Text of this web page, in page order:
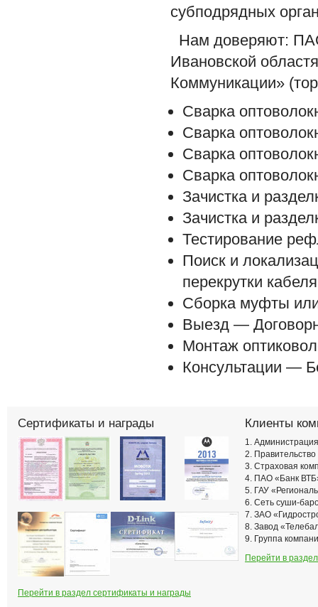
субподрядных
Нам доверяют:
Ивановской
Коммуникации»
Сварка
Сварка
Сварка
Сварка
Зачистка и
Зачистка и
Тестирование
Поиск и
перекрутки
Сборка муфты
Выезд —
Монтаж
Консультации —
Сертификаты и награды
Перейти в раздел сертификаты и награды
Клиенты
1.
2.
3. Страховая
4. ПАО «Банк
5. ГАУ
6. Сеть суши-
7. ЗАО
8. Завод
9. Группа
Перейти в